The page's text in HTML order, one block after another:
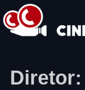
Diretor: